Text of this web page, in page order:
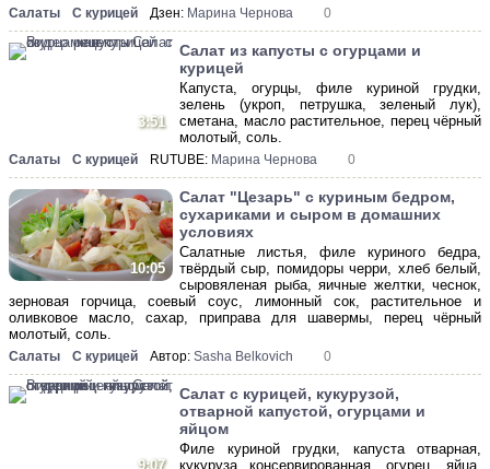
Салаты С курицей Дзен: Марина Чернова 0
3:51
Салат из капусты с огурцами и
курицей
Капуста, огурцы, филе куриной грудки,
зелень (укроп, петрушка, зеленый лук),
сметана, масло растительное, перец чёрный
молотый, соль.
Салаты С курицей RUTUBE: Марина Чернова 0
10:05
Салат "Цезарь" с куриным бедром,
сухариками и сыром в домашних
условиях
Салатные листья, филе куриного бедра,
твёрдый сыр, помидоры черри, хлеб белый,
сыровяленая рыба, яичные желтки, чеснок,
зерновая горчица, соевый соус, лимонный сок, растительное и
оливковое масло, сахар, приправа для шавермы, перец чёрный
молотый, соль.
Салаты С курицей Автор: Sasha Belkovich 0
9:07
Салат с курицей, кукурузой,
отварной капустой, огурцами и
яйцом
Филе куриной грудки, капуста отварная,
кукуруза консервированная, огурец, яйца,